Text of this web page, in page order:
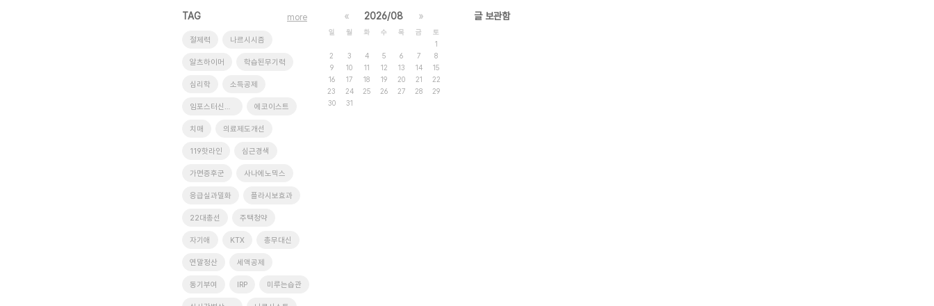
TAG
절제력 나르시시즘
알츠하이머 학습된무기력
심리학 소득공제
임포스터신드롬 에코이스트
치매 의료제도개선
119핫라인 심근경색
가면증후군 사나에노믹스
응급실과밀화 플라시보효과
22대총선 주택청약
자기애 KTX 총무대신
연말정산 세액공제
동기부여 IRP 미루는습관
more « 2026/08 »
일 월 화 수 목 금
토
1
2
3 4 5 6 7
8
9
10 11 12 13 14
15
16
17 18 19 20 21
22
23
24 25 26 27 28
29
30
31
글 보관함